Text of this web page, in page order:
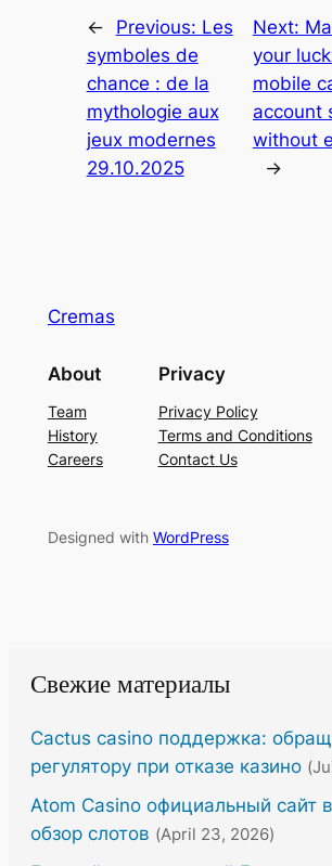
← Previous: Les
symboles de
chance : de la
mythologie aux
jeux modernes
29.10.2025
Next:
your
mobile
account
without
→
Cremas
About
Team
History
Careers
Privacy
Privacy Policy
Terms and Conditions
Contact Us
Designed with WordPress
Свежие материалы
Cactus casino поддержка:
регулятору при отказе казино
Atom Casino официальный сайт
обзор слотов (April 23, 2026)